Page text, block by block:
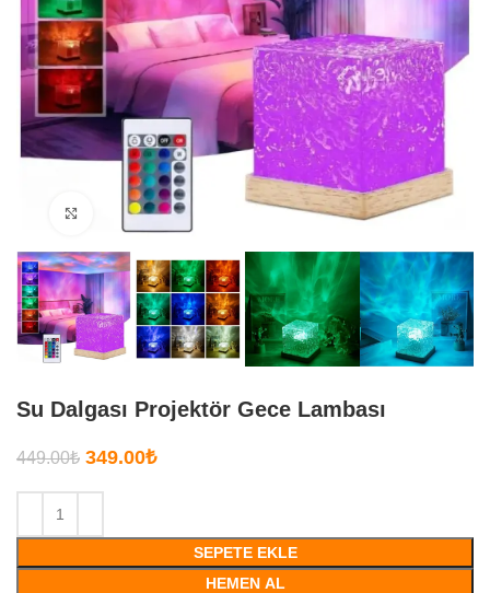
Büyütmek için tıklayın
Su Dalgası Projektör Gece Lambası
449.00₺ 349.00₺
SEPETE EKLE
HEMEN AL